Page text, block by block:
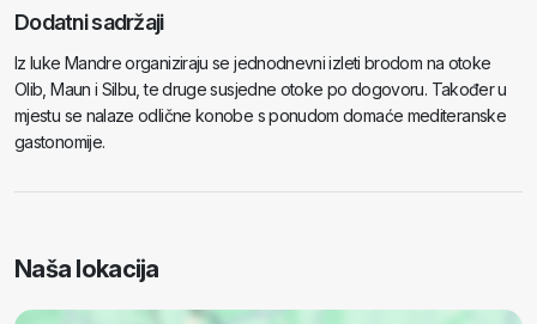
Dodatni sadržaji
Iz luke Mandre organiziraju se jednodnevni izleti brodom na otoke
Olib, Maun i Silbu, te druge susjedne otoke po dogovoru. Također u
mjestu se nalaze odlične konobe s ponudom domaće mediteranske
gastonomije.
Naša lokacija